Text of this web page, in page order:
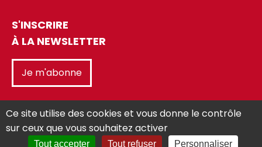
S'INSCRIRE
À LA NEWSLETTER
Je m'abonne
Ce site utilise des cookies et vous donne le contrôle
sur ceux que vous souhaitez activer
Tout accepter Tout refuser Personnaliser